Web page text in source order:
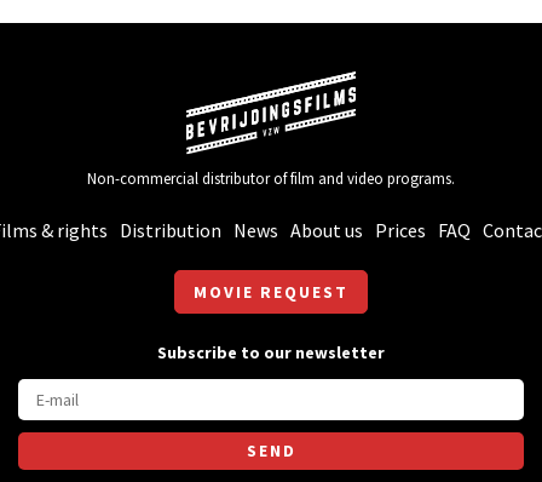
Non-commercial distributor of film and video programs.
& rights Distribution News About us Prices FAQ
MOVIE REQUEST
Subscribe to our newsletter